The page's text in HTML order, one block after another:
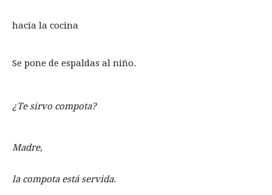
hacia la cocina
Se pone de espaldas al niño.
¿Te sirvo compota?
Madre,
la compota está servida.